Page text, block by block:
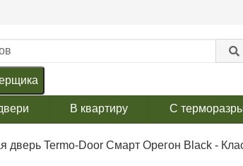
В квартиру С
дверь Termo-Door Смарт Орегон Black -